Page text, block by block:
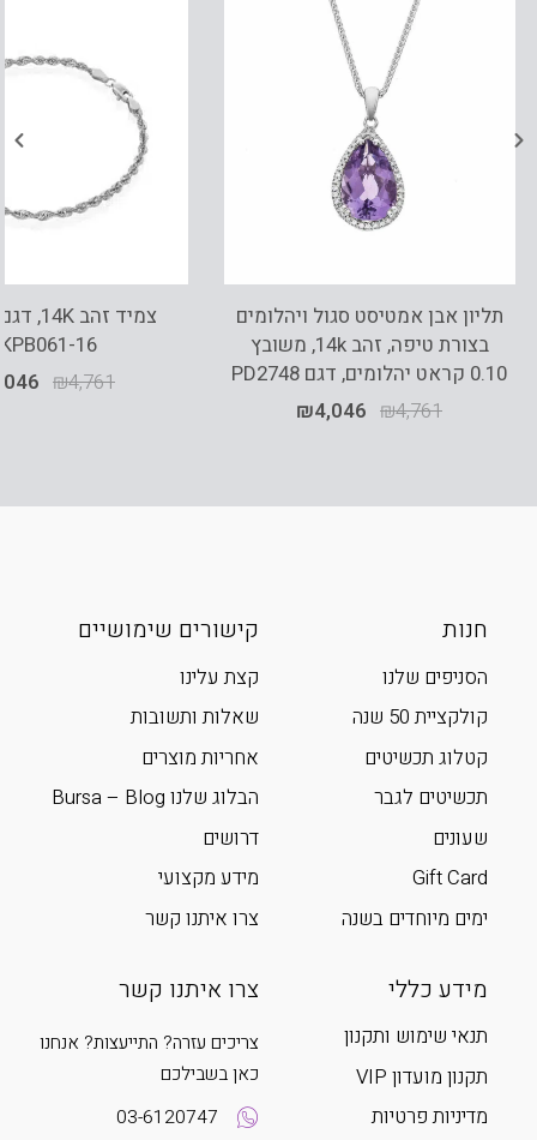
תליון אבן אמטיסט סגול ויהלומים
בצורת טיפה, זהב 14k, משובץ
0.10 קראט יהלומים, דגם PD2748
₪4,761
₪4,046
16
₪4,761
חנות
הסניפים שלנו
קולקציית 50 שנה
קטלוג תכשיטים
תכשיטים לגבר
שעונים
Gift Card
ימים מיוחדים בשנה
קישורים שימושיים
קצת עלינו
שאלות ותשובות
אחריות מוצרים
הבלוג שלנו Bursa – Blog
דרושים
מידע מקצועי
צרו איתנו קשר
מידע כללי
תנאי שימוש ותקנון
תקנון מועדון VIP
מדיניות פרטיות
צרו איתנו קשר
צריכים עזרה? התייעצות? אנחנו
כאן בשבילכם
03-6120747